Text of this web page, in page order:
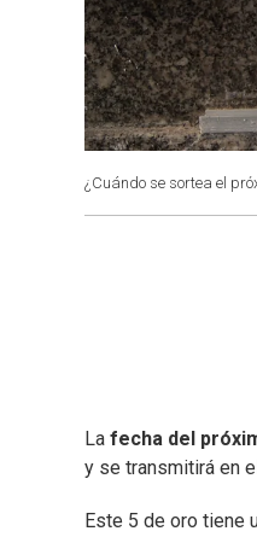
¿Cuándo se sortea el
La fecha del
y se transmitirá en
Este 5 de oro tiene